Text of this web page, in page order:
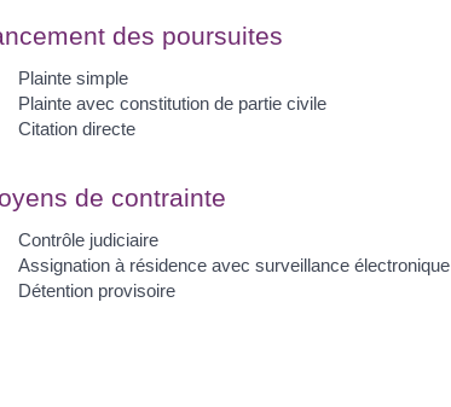
des poursuites
Plainte simple
Plainte avec constitution de partie civile
Citation directe
de contrainte
Contrôle judiciaire
Assignation à résidence avec surveillance électronique
Détention provisoire